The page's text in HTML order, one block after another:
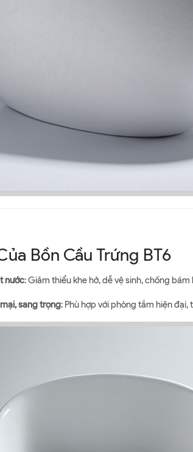
Bồn Cầu Trứng BT6
nước: Giảm thiểu khe hở, dễ vệ sinh, chống
sang trọng: Phù hợp với phòng tắm hiện